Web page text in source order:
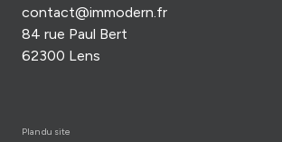
contact@immodern.fr
84 rue Paul Bert
62300 Lens
plan du site